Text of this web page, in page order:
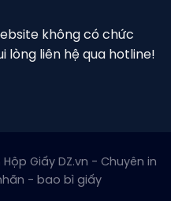
không có chức
lòng liên hệ qua hotline!
Giấy DZ.vn - Chuyên in
- bao bì giấy